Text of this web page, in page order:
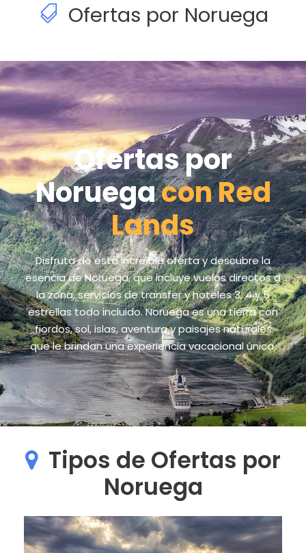
Ofertas por Noruega
Ofertas por
Noruegacon Red
Lands
Disfruta de esta increíble oferta y descubre la
esencia de Noruega, que incluye vuelos directos a
la zona, servicios de transfer y hoteles 3, 4 y 5
estrellas todo incluido. Noruega es una tierra con
fiordos, sol, islas, aventura y paisajes naturales
que le brindan una experiencia vacacional única.
Tipos de Ofertas por
Noruega